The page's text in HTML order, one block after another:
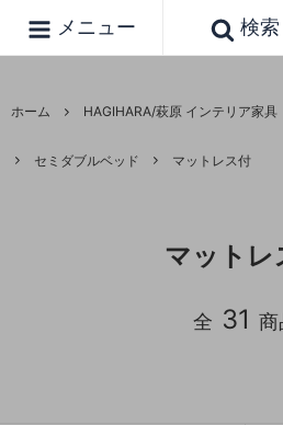
メニュー 検索
ホーム HAGIHARA/萩原 インテリア家具
セミダブルベッド マットレス付
マットレ
全 31 商